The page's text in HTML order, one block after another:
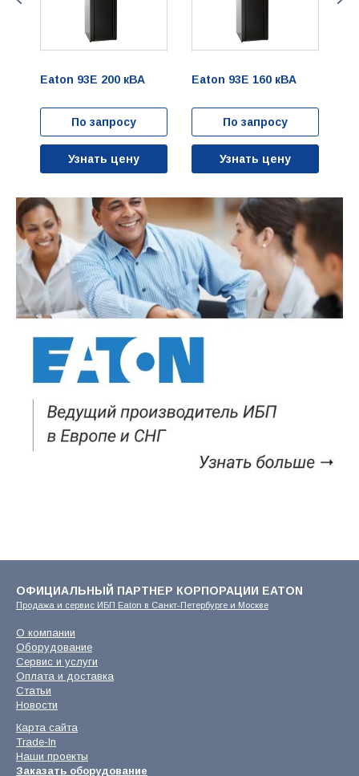
Eaton 93E 200 кВА
По запросу
Узнать цену
Eaton 93E 160 кВА
По запросу
Узнать цену
ОФИЦИАЛЬНЫЙ ПАРТНЕР КОРПОРАЦИИ EATON
Продажа и сервис ИБП Eaton в Санкт-Петербурге и Москве
О компании
Оборудование
Сервис и услуги
Оплата и доставка
Статьи
Новости
Карта сайта
Trade-In
Наши проекты
Заказать оборудование